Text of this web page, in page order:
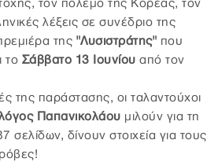
τον πόλεμο της Κορέας, τον
λέξεις σε συνέδριο της
της "Λυσιστράτης" που
το Σάββατο 13 Ιουνίου από τον
της παράστασης, οι ταλαντούχοι
Παπανικολάου μιλούν για τη
δίνουν στοιχεία για τους